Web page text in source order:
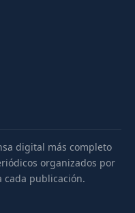
digital más completo
organizados por
cada publicación.